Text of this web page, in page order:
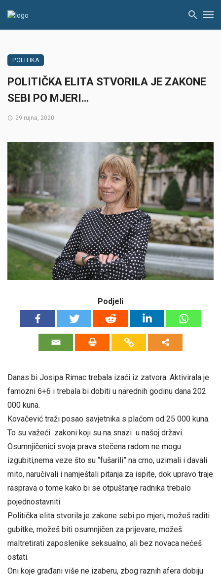
POLITIKA
POLITIČKA ELITA STVORILA JE ZAKONE
SEBI PO MJERI…
29 rujna, 2020
Podjeli
Danas bi Josipa Rimac trebala izaći iz zatvora. Aktivirala je
famozni 6+6 i trebala bi dobiti u narednih godinu dana 202
000 kuna.
Kovačević traži posao savjetnika s plaćom od 25 000 kuna.
To su važeći zakoni koji su na snazi u našoj državi.
Osumnjičenici svoja prava stečena radom ne mogu
izgubiti,nema veze što su “fušarili” na crno, uzimali i davali
mito, naručivali i namještali pitanja za ispite, dok upravo traje
rasprava o tome kako bi se otpuštanje radnika trebalo
pojednostavniti.
Politička elita stvorila je zakone sebi po mjeri, možeš raditi
gubitke, možeš biti osumnjičen za prijevare, možeš
maltretirati zaposlenike seksualno, ali bez novaca nećeš
ostati.
Oni koje građani više ne izaberu, zbog raznih afera dobiju